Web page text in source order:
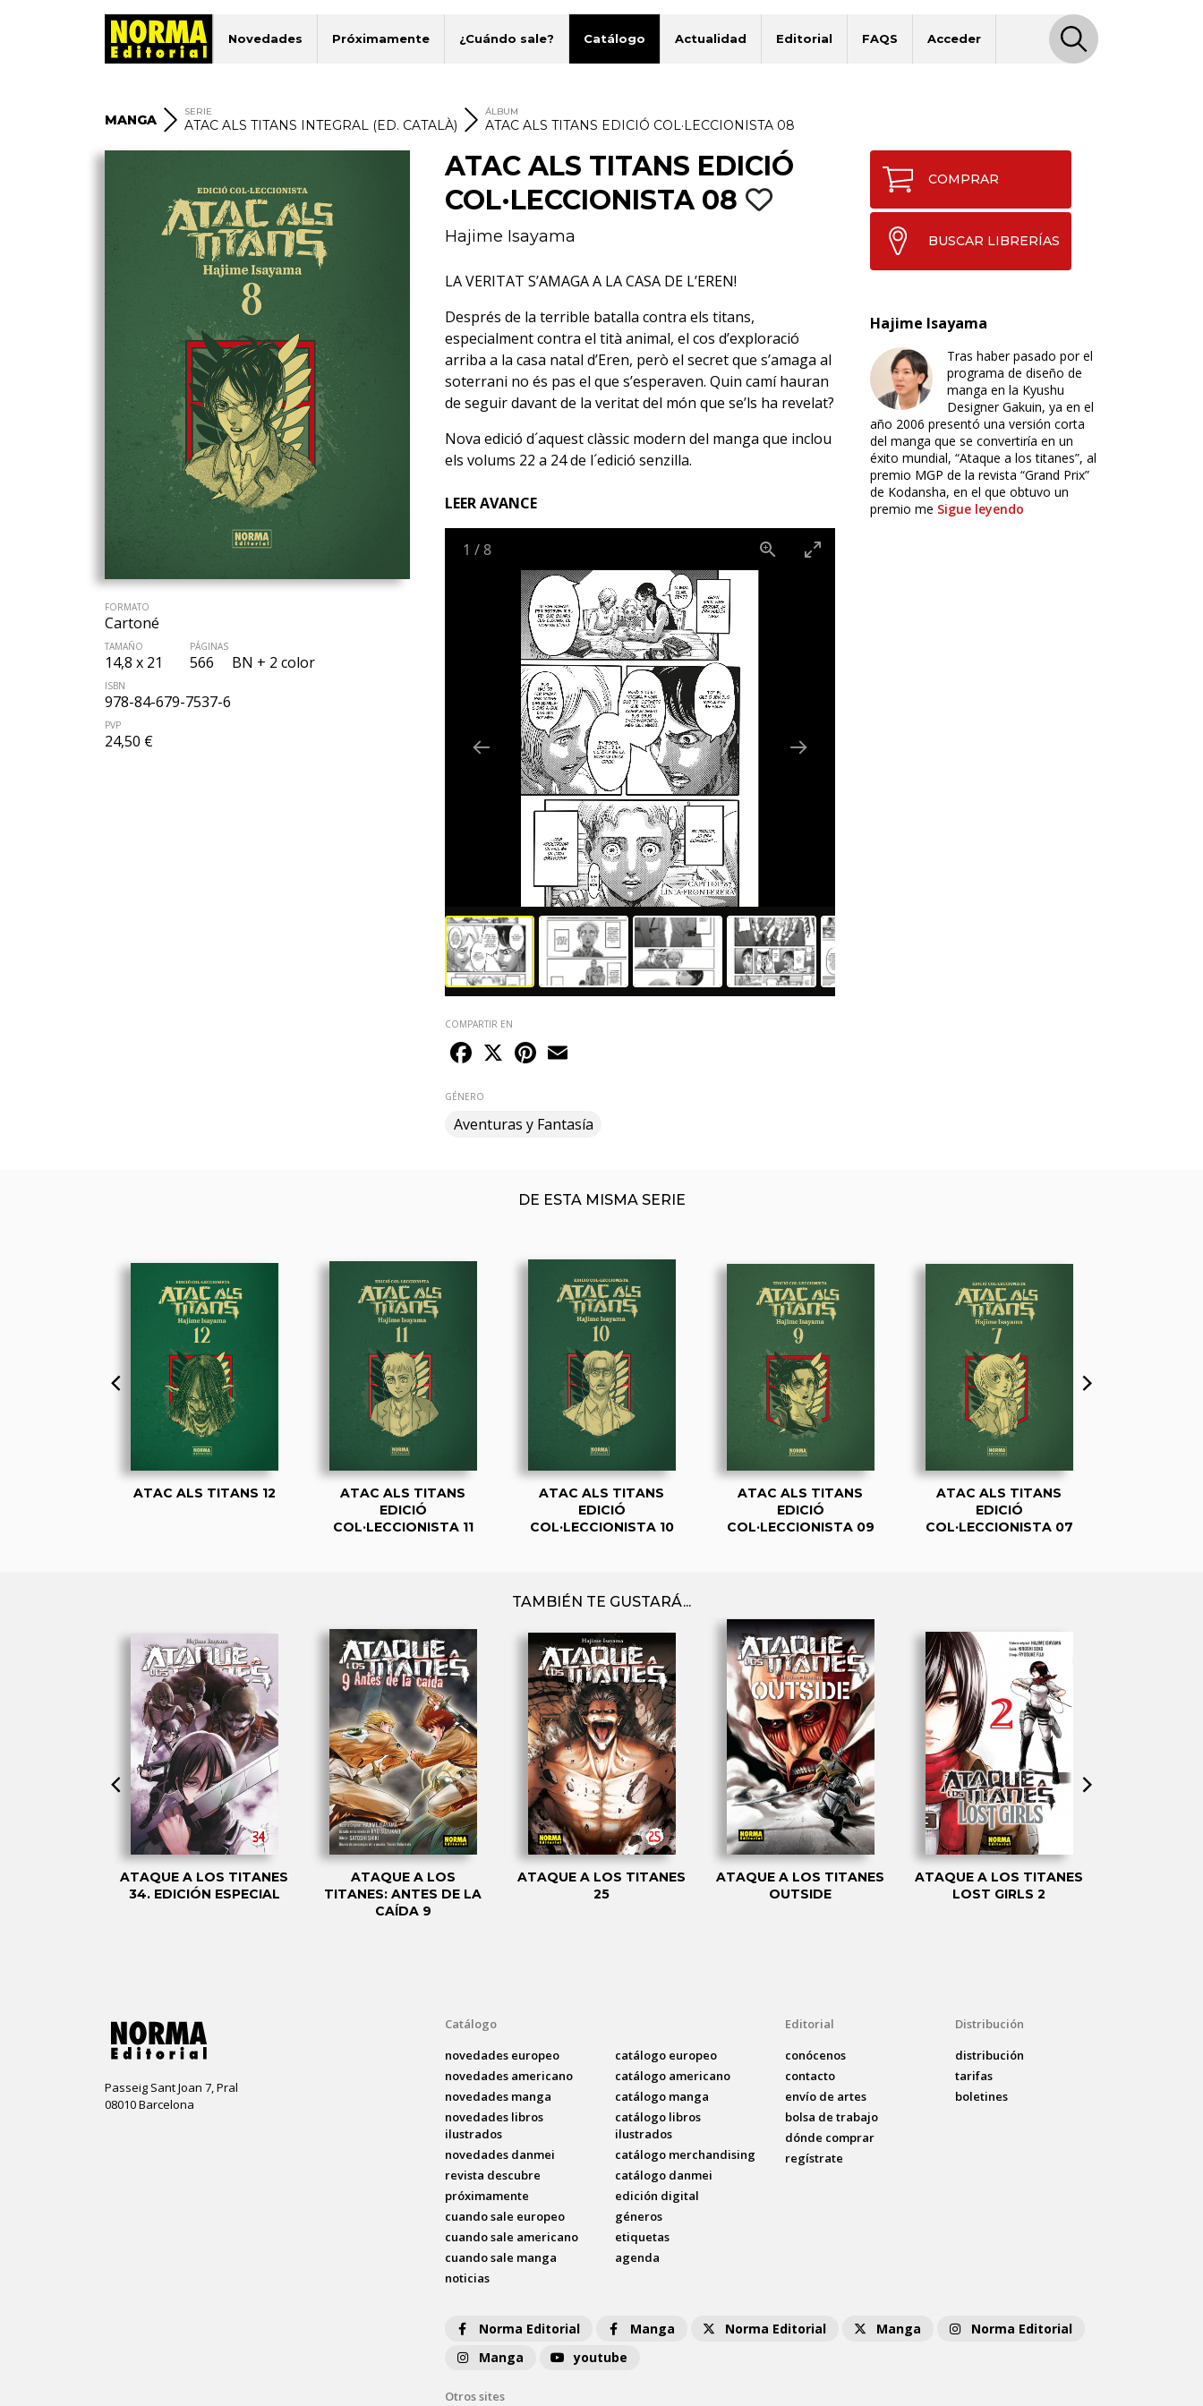
Novedades Próximamente ¿Cuándo sale? Catálogo Actualidad Editorial FAQS Acceder
MANGA
SERIE
ATAC ALS TITANS INTEGRAL (ED. CATALÀ)
ÁLBUM
ATAC ALS TITANS EDICIÓ COL·LECCIONISTA 08
FORMATO
Cartoné
TAMAÑO
14,8 x 21
PÁGINAS
566 BN + 2 color
ISBN
978-84-679-7537-6
PVP
24,50 €
ATAC ALS TITANS EDICIÓ
COL·LECCIONISTA 08
Hajime Isayama
LA VERITAT S’AMAGA A LA CASA DE L’EREN!
Després de la terrible batalla contra els titans,
especialment contra el tità animal, el cos d’exploració
arriba a la casa natal d’Eren, però el secret que s’amaga al
soterrani no és pas el que s’esperaven. Quin camí hauran
de seguir davant de la veritat del món que se’ls ha revelat?
Nova edició d´aquest clàssic modern del manga que inclou
els volums 22 a 24 de l´edició senzilla.
LEER AVANCE
1 /8
COMPARTIR EN
Facebook
X Pinterest
GÉNERO
Aventuras y Fantasía
COMPRAR
BUSCAR LIBRERÍAS
Hajime Isayama
Tras haber pasado por el
programa de diseño de
manga en la Kyushu
Designer Gakuin, ya en el
año 2006 presentó una versión corta
del manga que se convertiría en un
éxito mundial, “Ataque a los titanes”, al
premio MGP de la revista “Grand Prix”
de Kodansha, en el que obtuvo un
premio me Sigue leyendo
DE ESTA MISMA SERIE
ATAC ALS TITANS 12
ATAC ALS TITANS
EDICIÓ
COL·LECCIONISTA 11
ATAC ALS TITANS
EDICIÓ
COL·LECCIONISTA 10
ATAC ALS TITANS
EDICIÓ
COL·LECCIONISTA 09
ATAC ALS TITANS
EDICIÓ
COL·LECCIONISTA 07
TAMBIÉN TE GUSTARÁ...
ATAQUE A LOS TITANES
34. EDICIÓN ESPECIAL
ATAQUE A LOS
TITANES: ANTES DE LA
CAÍDA 9
ATAQUE A LOS TITANES
25
ATAQUE A LOS TITANES
OUTSIDE
ATAQUE A LOS TITANES
LOST GIRLS 2
Passeig Sant Joan 7, Pral
08010 Barcelona
Catálogo
novedades europeo
novedades americano
novedades manga
novedades libros
ilustrados
novedades danmei
revista descubre
próximamente
cuando sale europeo
cuando sale americano
cuando sale manga
noticias
catálogo europeo
catálogo americano
catálogo manga
catálogo libros
ilustrados
catálogo merchandising
catálogo danmei
edición digital
géneros
etiquetas
agenda
Editorial
conócenos
contacto
envío de artes
bolsa de trabajo
dónde comprar
regístrate
Distribución
distribución
tarifas
boletines
Norma Editorial Manga Norma Editorial Manga
Norma Editorial
Manga
youtube
Otros sites